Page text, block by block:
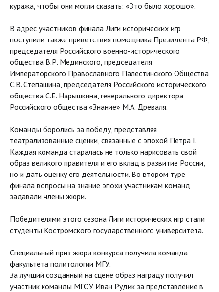
куража, чтобы они могли сказать: «Это было хорошо».
В адрес участников финала Лиги исторических игр
поступили также приветствия помощника Президента РФ,
председателя Российского военно-исторического
общества В.Р. Мединского, председателя
Императорского Православного Палестинского Общества
С.В. Степашина, председателя Российского исторического
общества С.Е. Нарышкина, генерального директора
Российского общества «Знание» М.А. Древаля.
Команды боролись за победу, представляя
театрализованные сценки, связанные с эпохой Петра I.
Каждая команда старалась не только нарисовать свой
образ великого правителя и его вклад в развитие России,
но и дать оценку его деятельности. Во втором туре
финала вопросы на знание эпохи участникам команд
задавали члены жюри.
Победителями этого сезона Лиги исторических игр стали
студенты Костромского государственного университета.
Специальный приз жюри конкурса получила команда
факультета политологии МГУ.
За лучший созданный на сцене образ награду получил
участник команды МГОУ Иван Рудик за представление в